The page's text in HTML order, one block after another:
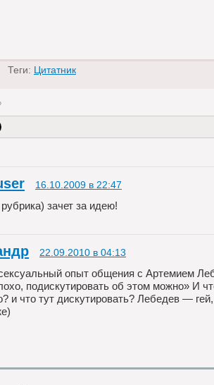
Теги: Цитатник
16.10.2009 в 22:47
зачет за идею!
22.09.2010 в 04:13
опыт общения с Артемием
подискутировать об этом можно» И
и что тут дискутировать? Лебедев —